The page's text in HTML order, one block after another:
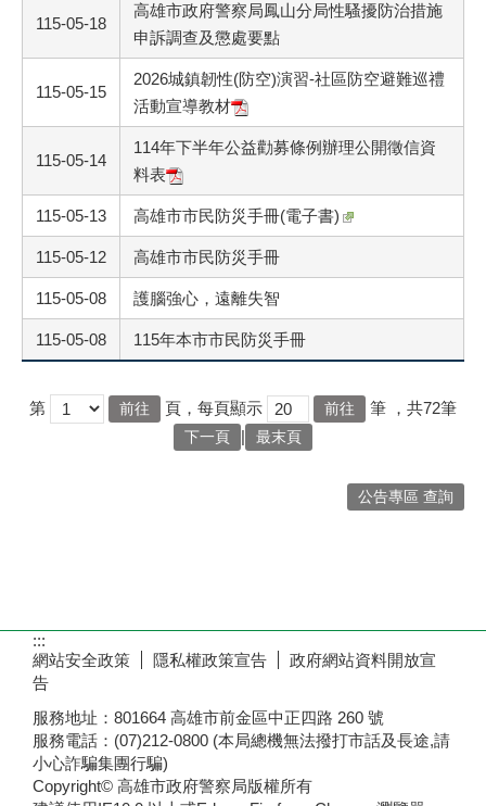
115-05-18
高雄市政府警察局鳳山分局性騷擾防治措施
申訴調查及懲處要點
115-05-15
2026城鎮韌性(防空)演習-社區防空避難巡禮
活動宣導教材
115-05-14
114年下半年公益勸募條例辦理公開徵信資
料表
115-05-13 高雄市市民防災手冊(電子書)
115-05-12 高雄市市民防災手冊
115-05-08 護腦強心，遠離失智
115-05-08 115年本市市民防災手冊
第 頁，每頁顯示 筆 ，共72筆
下一頁 | 最末頁
公告專區 查詢
:::
網站安全政策
隱私權政策宣告
政府網站資料開放宣
告
服務地址：801664 高雄市前金區中正四路 260 號
服務電話：(07)212-0800 (本局總機無法撥打市話及長途,請
小心詐騙集團行騙)
Copyright© 高雄市政府警察局版權所有